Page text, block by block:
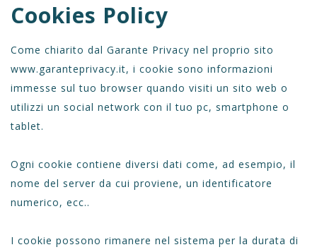
Cookies Policy
Come chiarito dal Garante Privacy nel proprio sito
www.garanteprivacy.it, i cookie sono informazioni
immesse sul tuo browser quando visiti un sito web o
utilizzi un social network con il tuo pc, smartphone o
tablet.
Ogni cookie contiene diversi dati come, ad esempio, il
nome del server da cui proviene, un identificatore
numerico, ecc..
I cookie possono rimanere nel sistema per la durata di